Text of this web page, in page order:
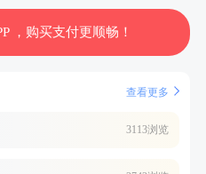
，购买支付更顺畅！
查看更多
3113浏览